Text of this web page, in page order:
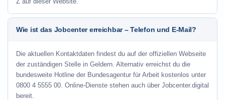
Wie ist das Jobcenter erreichbar – Telefon und E-Mail?
Die aktuellen Kontaktdaten findest du auf der offiziellen Webseite
der zuständigen Stelle in Geldern. Alternativ erreichst du die
bundesweite Hotline der Bundesagentur für Arbeit kostenlos unter
0800 4 5555 00. Online-Dienste stehen auch über Jobcenter.digital
bereit.